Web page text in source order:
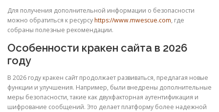
Для получения дополнительной информации о безопасности
можно обратиться к ресурсуhttps://www.mwescue.com, где
собраны полезные рекомендации.
Особенности кракен сайта в 2026
году
В 2026 году кракен сайт продолжает развиваться, предлагая новые
функции и улучшения. Например, были внедрены дополнительные
меры безопасности, такие как двухфакторная аутентификация и
шифрование сообщений. Это делает платформу более надежной